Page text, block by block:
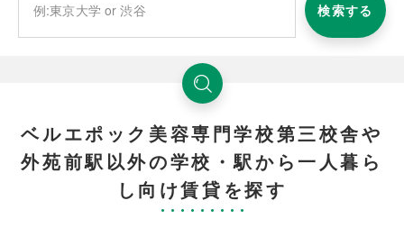
検索する
ベルエポック美容専門学校第三校舎や
外苑前駅以外の学校・駅から一人暮ら
し向け賃貸を探す